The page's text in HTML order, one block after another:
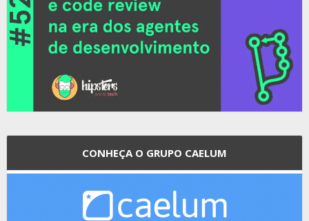
CONHEÇA O GRUPO CAELUM